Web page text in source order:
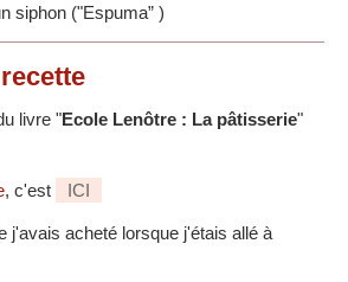
siphon ("Espuma” )
livre "Ecole Lenôtre : La pâtisserie"
, c'est ICI
j'avais acheté lorsque j'étais allé à